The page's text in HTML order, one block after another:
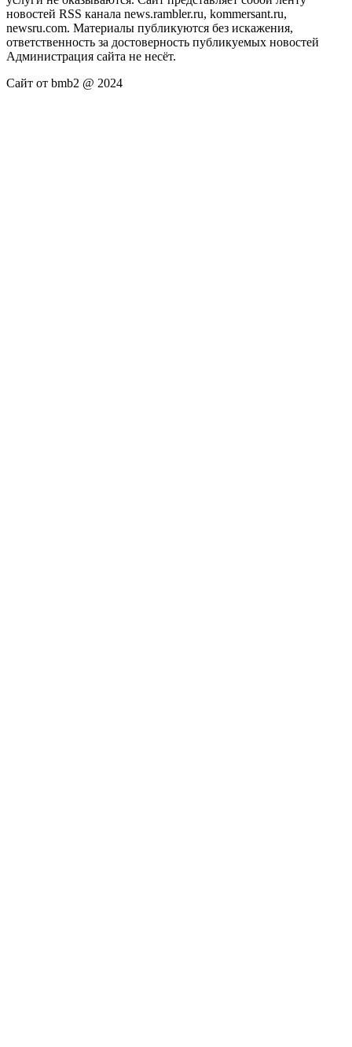
новостей RSS канала news.rambler.ru, kommersant.ru,
newsru.com. Материалы публикуются без искажения,
ответственность за достоверность публикуемых новостей
Администрация сайта не несёт.
Сайт от bmb2 @ 2024